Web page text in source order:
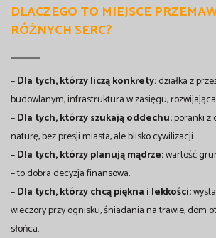
DLACZEGO TO MIEJSCE
RÓŻNYCH SERC?
–Dla tych, którzy liczą konkrety:działka z
budowlanym, infrastruktura w zasięgu,
–Dla tych, którzy szukają oddechu:poranki z
naturę, bez presji miasta, ale blisko cywilizacji.
–Dla tych, którzy planują mądrze:wartość
– to dobra decyzja finansowa.
–Dla tych, którzy chcą piękna i lekkości:
wieczory przy ognisku, śniadania na trawie, dom
słońca.